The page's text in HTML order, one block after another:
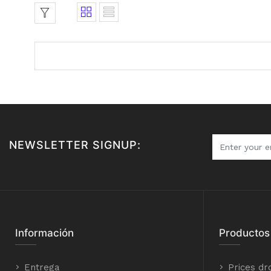
NEWSLETTER SIGNUP:
Información
Entrega
Productos
Prices